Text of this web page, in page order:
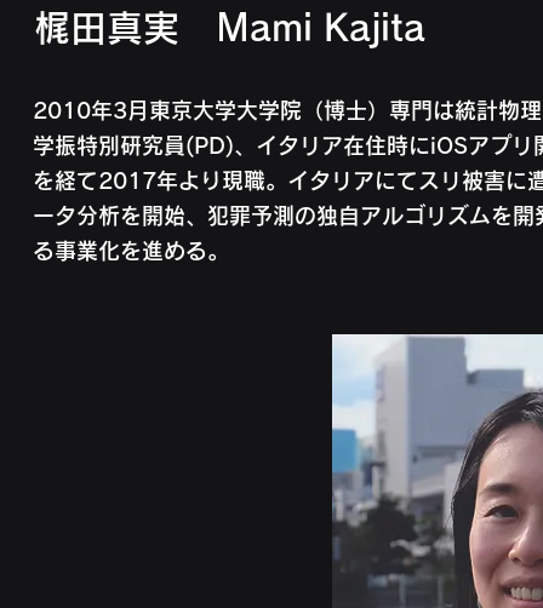
​梶田真実 Mami Kajita
2010年3月東京大学大学院（博士）専門は統計物
学振特別研究員(PD)、イタリア在住時にiOSアプ
を経て2017年より現職。イタリアにてスリ被害に
ータ分析を開始、犯罪予測の独自アルゴリズムを
る事業化を進める。